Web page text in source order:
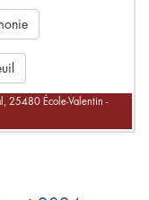
25480 École-Valentin -